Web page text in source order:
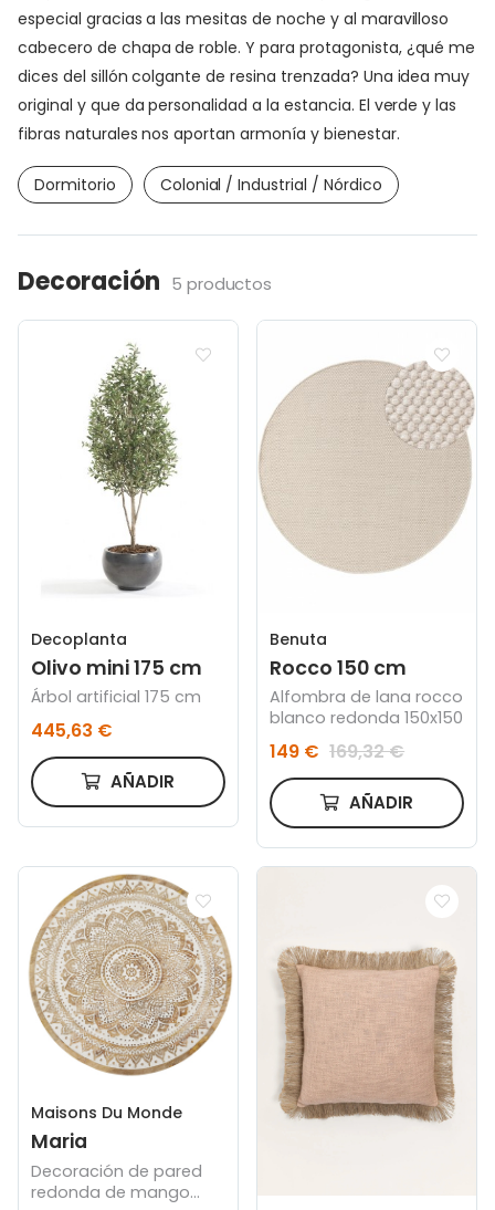
especial gracias a las mesitas de noche y al maravilloso
cabecero de chapa de roble. Y para protagonista, ¿qué me
dices del sillón colgante de resina trenzada? Una idea muy
original y que da personalidad a la estancia. El verde y las
fibras naturales nos aportan armonía y bienestar.
Dormitorio Colonial / Industrial / Nórdico
Decoración 5 productos
Decoplanta
Olivo mini 175 cm
Árbol artificial 175 cm
445,63 €
AÑADIR
Benuta
Rocco 150 cm
Alfombra de lana rocco
blanco redonda 150x150
149 € 169,32 €
AÑADIR
Maisons Du Monde
Maria
Decoración de pared
redonda de mango